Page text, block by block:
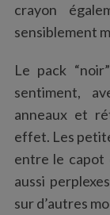
crayon
sensiblement
Le pack
sentiment,
anneaux et
effet. Les
entre le capot
aussi
sur d’autres